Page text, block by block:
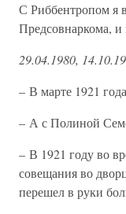
С Риббентропом я
Предсовнаркома,
29.04.1980,
– В марте 1921
– А с Полиной
– В 1921 году во
совещания во
перешел в руки